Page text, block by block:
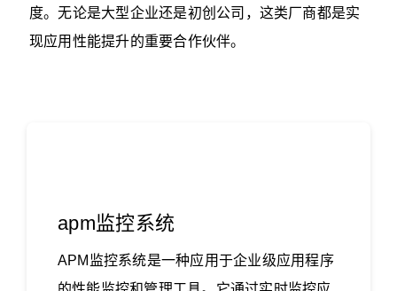
度。无论是大型企业还是初创公司，这类厂商都是实
现应用性能提升的重要合作伙伴。‍‍
apm监控系统
APM监控系统是一种应用于企业级应用程序